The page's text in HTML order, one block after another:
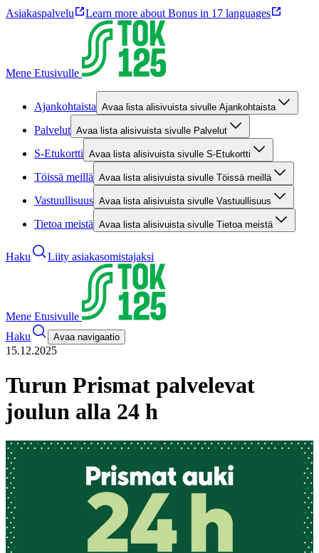
Asiakaspalvelu Learn more about Bonus in 17 languages
Mene Etusivulle
Ajankohtaista Avaa lista alisivuista sivulle Ajankohtaista
Palvelut Avaa lista alisivuista sivulle Palvelut
S-Etukortti Avaa lista alisivuista sivulle S-Etukortti
Töissä meillä Avaa lista alisivuista sivulle Töissä meillä
Vastuullisuus Avaa lista alisivuista sivulle Vastuullisuus
Tietoa meistä Avaa lista alisivuista sivulle Tietoa meistä
Haku Liity asiakasomistajaksi
Mene Etusivulle
Haku
Avaa navigaatio
15.12.2025
Turun Prismat palvelevat
joulun alla 24 h